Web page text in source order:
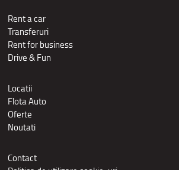
Rent a car
Transferuri
Rent for business
Drive & Fun
Locatii
Flota Auto
Oferte
Noutati
Contact